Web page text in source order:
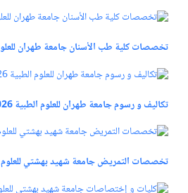
تخصصات كلية طب الأسنان جامعة طهران للعلوم
تكاليف و رسوم جامعة طهران للعلوم الطبية 2026_2027
تخصصات التمريض جامعة شهيد بهشتي للعلوم